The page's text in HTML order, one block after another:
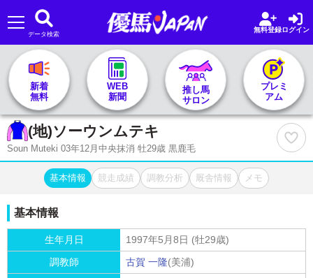
🏇 推し馬サロンTOP
レース一覧
記者&予想家
プラン案内
データ検索
無料登録ログイン
新着
無料
WEB
新聞
推し馬
サロン
プレミ
アム
(地)ソーウンムテキ
Soun Muteki 03年12月中央抹消 牡29歳 黒鹿毛
基本情報 競走成績 調教分析 厩舎情報 メモ
基本情報
生年月日
1997年5月8日 (牡29歳)
調教師
古賀 一隆(美浦)